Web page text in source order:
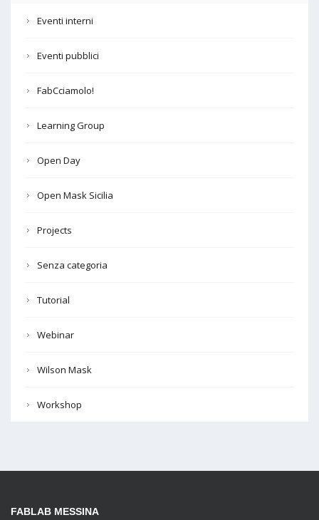
Eventi interni
Eventi pubblici
FabCciamolo!
Learning Group
Open Day
Open Mask Sicilia
Projects
Senza categoria
Tutorial
Webinar
Wilson Mask
Workshop
FABLAB MESSINA